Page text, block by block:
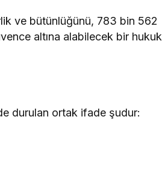
ve bütünlüğünü, 783 bin 562
altına alabilecek bir hukuk
durulan ortak ifade şudur: